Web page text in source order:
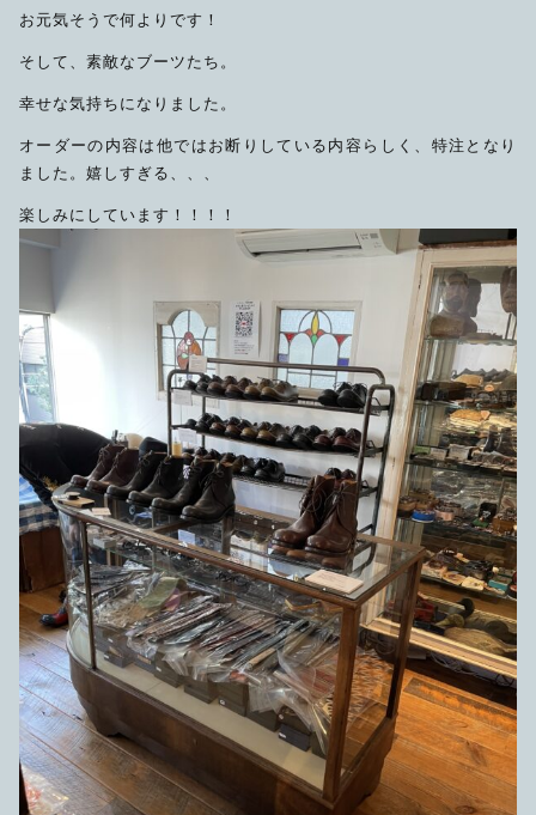
お元気そうで何よりです！
そして、素敵なブーツたち。
幸せな気持ちになりました。
オーダーの内容は他ではお断りしている内容らしく、特注となり
ました。嬉しすぎる、、、
楽しみにしています！！！！